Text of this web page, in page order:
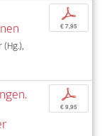
p
€ 7,95
p
€ 9,95